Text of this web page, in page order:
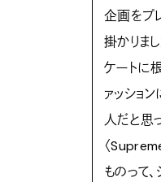
企画をプ
掛かりま
ケートに
ァッショ
人だと思
〈
ものって